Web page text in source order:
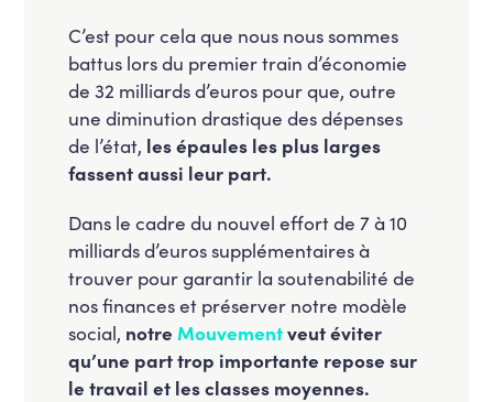
C’est pour cela que nous nous sommes
battus lors du premier train d’économie
de 32 milliards d’euros pour que, outre
une diminution drastique des dépenses
de l’état, les épaules les plus larges
fassent aussi leur part.
Dans le cadre du nouvel effort de 7 à 10
milliards d’euros supplémentaires à
trouver pour garantir la soutenabilité de
nos finances et préserver notre modèle
social, notreMouvementveut éviter
qu’une part trop importante repose sur
le travail et les classes moyennes.